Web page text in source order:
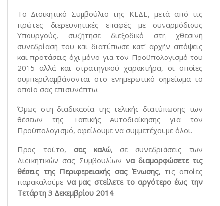
Το Διοικητικό Συμβούλιο της ΚΕΔΕ, μετά από τις
πρώτες διερευνητικές επαφές με συναρμόδιους
Υπουργούς, συζήτησε διεξοδικό στη χθεσινή
συνεδρίασή του και διατύπωσε κατ’ αρχήν απόψεις
και προτάσεις όχι μόνο για τον Προϋπολογισμό του
2015 αλλά και στρατηγικού χαρακτήρα, οι οποίες
συμπεριλαμβάνονται στο ενημερωτικό σημείωμα το
οποίο σας επισυνάπτω.
Όμως στη διαδικασία της τελικής διατύπωσης των
θέσεων της Τοπικής Αυτοδιοίκησης για τον
Προϋπολογισμό, οφείλουμε να συμμετέχουμε όλοι.
Προς τούτο, σας καλώ, σε συνεδριάσεις των
Διοικητικών σας Συμβουλίων να διαμορφώσετε τις
θέσεις της Περιφερειακής σας Ένωσης, τις οποίες
παρακαλούμε να μας στείλετε το αργότερο έως την
Τετάρτη 3 Δεκεμβρίου 2014.